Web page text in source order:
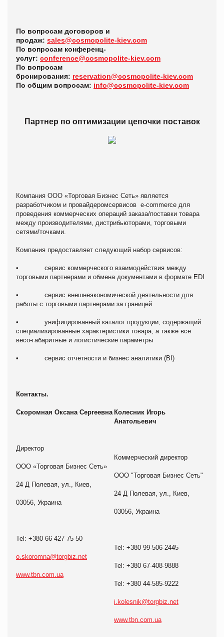
По вопросам договоров и
продаж: sales@cosmopolite-kiev.com
По вопросам конференц-
услуг: conference@cosmopolite-kiev.com
По вопросам
бронирования: reservation@cosmopolite-kiev.com
По общим вопросам: info@cosmopolite-kiev.com
Партнер по оптимизации цепочки поставок
Компания ООО «Торговая Бизнес Сеть» является
разработчиком и провайдеромсервисов e-commerce для
проведения коммерческих операций заказа/поставки товара
между производителями, дистрибьюторами, торговыми
сетями/точками.
Компания предоставляет следующий набор сервисов:
• сервис коммерческого взаимодействия между
торговыми партнерами и обмена документами в формате EDI
• сервис внешнеэкономической деятельности для
работы с торговыми партнерами за границей
• унифицированный каталог продукции, содержащий
специализированные характеристики товара, а также все
весо-габаритные и логистические параметры
• сервис отчетности и бизнес аналитики (BI)
Контакты.
Скоромная Оксана Сергеевна
Директор
ООО «Торговая Бизнес Сеть»
24 Д Полевая, ул., Киев,
03056, Украина
Tel: +380 66 427 75 50
o.skoromna@torgbiz.net
www.tbn.com.ua
Колесник Игорь
Анатольевич
Коммерческий директор
ООО "Торговая Бизнес Сеть"
24 Д Полевая, ул., Киев,
03056, Украина
Tel: +380 99-506-2445
Tel: +380 67-408-9888
Tel: +380 44-585-9222
i.kolesnik@torgbiz.net
www.tbn.com.ua